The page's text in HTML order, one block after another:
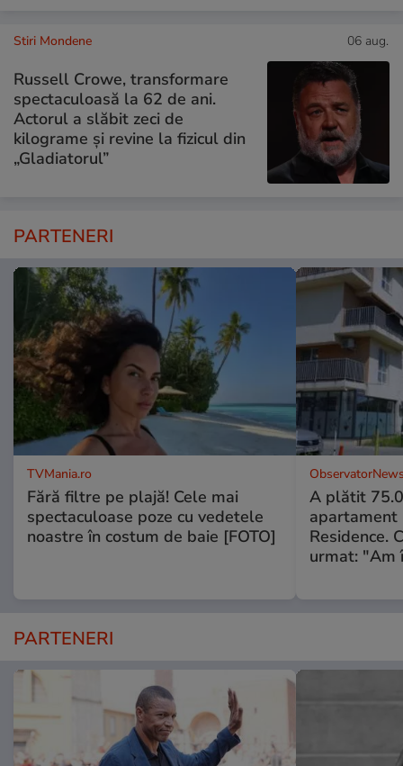
Stiri Mondene 06 aug.
Russell Crowe, transformare
spectaculoasă la 62 de ani.
Actorul a slăbit zeci de
kilograme și revine la fizicul din
„Gladiatorul”
PARTENERI
TVMania.ro
Fără filtre pe plajă! Cele mai
spectaculoase poze cu vedetele
noastre în costum de baie [FOTO]
A plătit
apartament
Residence.
urmat: "Am
PARTENERI